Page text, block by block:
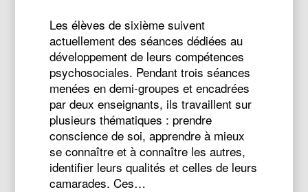
Les élèves de sixième suivent
actuellement des séances dédiées au
développement de leurs compétences
psychosociales. Pendant trois séances
menées en demi-groupes et encadrées
par deux enseignants, ils travaillent sur
plusieurs thématiques : prendre
conscience de soi, apprendre à mieux
se connaître et à connaître les autres,
identifier leurs qualités et celles de leurs
camarades. Ces…